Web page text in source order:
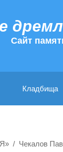
Cайт
Кладбища
Чекалов